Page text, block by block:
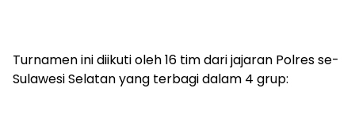
Turnamen ini diikuti oleh 16 tim dari jajaran Polres se-
Sulawesi Selatan yang terbagi dalam 4 grup: